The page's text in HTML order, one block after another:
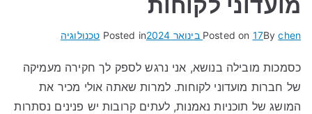
Bychen
Posted on 17 בינואר 2024 Posted in טכנולוגיה
כסמכות מובילה בנושא, אני נרגש לספק לך חקירה מעמיקה
של חברות מועדוני לקוחות. למרות שאתה אולי מכיר את
המושג של תוכניות נאמנות, לעתים קרובות יש פנינים נסתרות